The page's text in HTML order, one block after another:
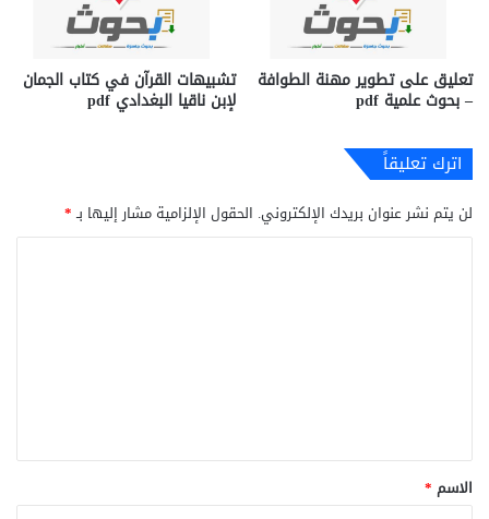
تعليق على تطوير مهنة الطوافة
– بحوث علمية pdf
تشبيهات القرآن في كتاب الجمان
لإبن ناقيا البغدادي pdf
اترك تعليقاً
لن يتم نشر عنوان بريدك الإلكتروني. الحقول الإلزامية مشار إليها بـ*
*
الاسم *